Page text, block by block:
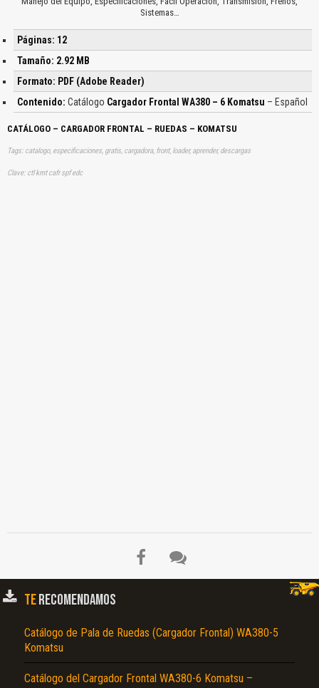
Sistemas…
Páginas: 12
Tamaño: 2.92 MB
Formato: PDF (Adobe Reader)
Contenido: Catálogo Cargador Frontal WA380 – 6 Komatsu – Español
CATÁLOGO – CARGADOR FRONTAL – RUEDAS – KOMATSU
Tags: catalogo, especificaciones, gratis, cargadora, front, loader, aprender, descargas
Clave: ctl kmt cafr spf edc
TERECOMENDAMOS
Catálogo de Pala de Ruedas (Cargador Frontal) WA380-5
Komatsu
Catálogo del Cargador Frontal WA380-6 Komatsu –